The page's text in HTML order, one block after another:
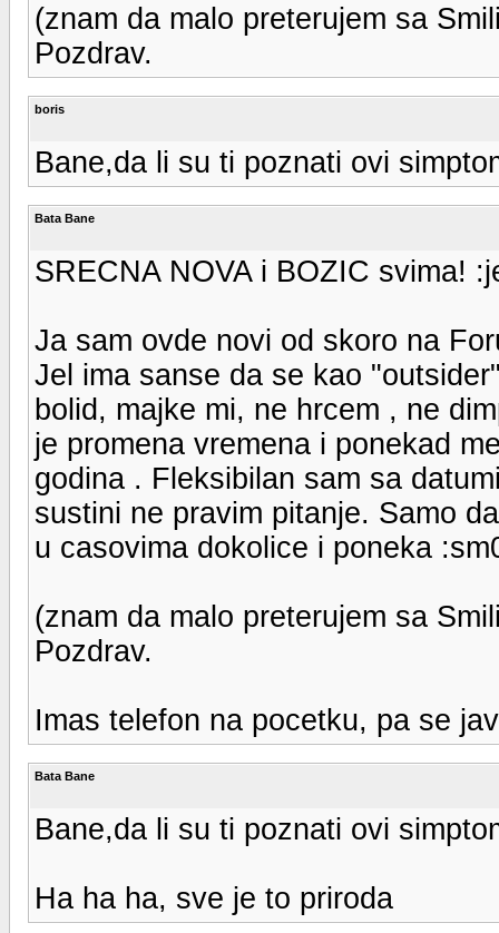
(znam da malo preterujem sa
Pozdrav.
boris
Bane,da li su ti poznati ovi
Bata Bane
SRECNA NOVA i BOZIC svima!
Ja sam ovde novi od skoro na
Jel ima sanse da se kao
bolid, majke mi, ne hrcem , ne
je promena vremena i ponekad
godina . Fleksibilan sam sa
sustini ne pravim pitanje. Samo
u casovima dokolice i poneka
(znam da malo preterujem sa
Pozdrav.
Imas telefon na pocetku, pa se
Bata Bane
Bane,da li su ti poznati ovi
Ha ha ha, sve je to priroda